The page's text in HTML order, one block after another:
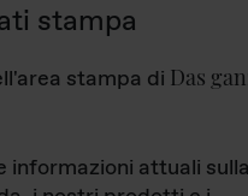
stampa
stampa di Das
informazioni attuali sulla